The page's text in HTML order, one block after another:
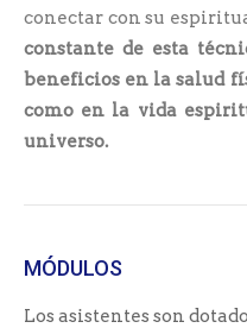
conectar con su
constante de esta
beneficios en la salud
como en la vida
universo.
MÓDULOS
Los asistentes son